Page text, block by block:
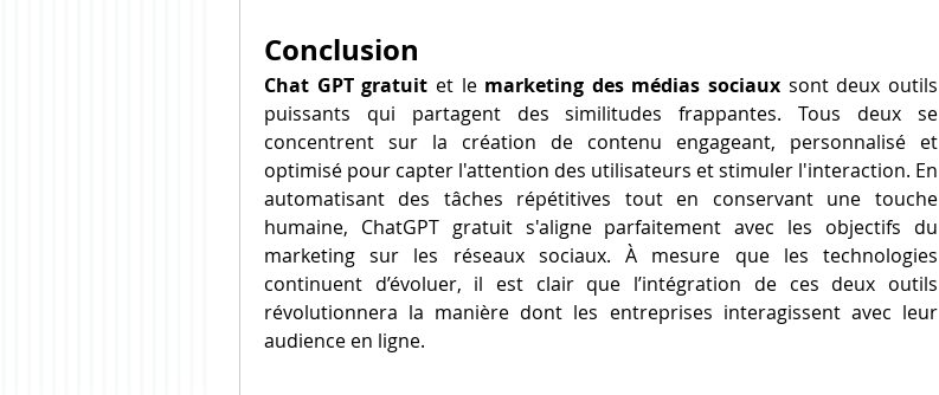
Conclusion
Chat GPT gratuit et le marketing des médias sociaux sont deux outils
puissants qui partagent des similitudes frappantes. Tous deux se
concentrent sur la création de contenu engageant, personnalisé et
optimisé pour capter l'attention des utilisateurs et stimuler l'interaction. En
automatisant des tâches répétitives tout en conservant une touche
humaine, ChatGPT gratuit s'aligne parfaitement avec les objectifs du
marketing sur les réseaux sociaux. À mesure que les technologies
continuent d’évoluer, il est clair que l’intégration de ces deux outils
révolutionnera la manière dont les entreprises interagissent avec leur
audience en ligne.